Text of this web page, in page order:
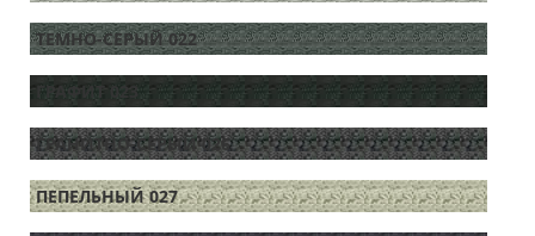
ТЕМНО-СЕРЫЙ 022
ГРАФИТ 023
ГРАНИТНО-СЕРЫЙ 026
ПЕПЕЛЬНЫЙ 027